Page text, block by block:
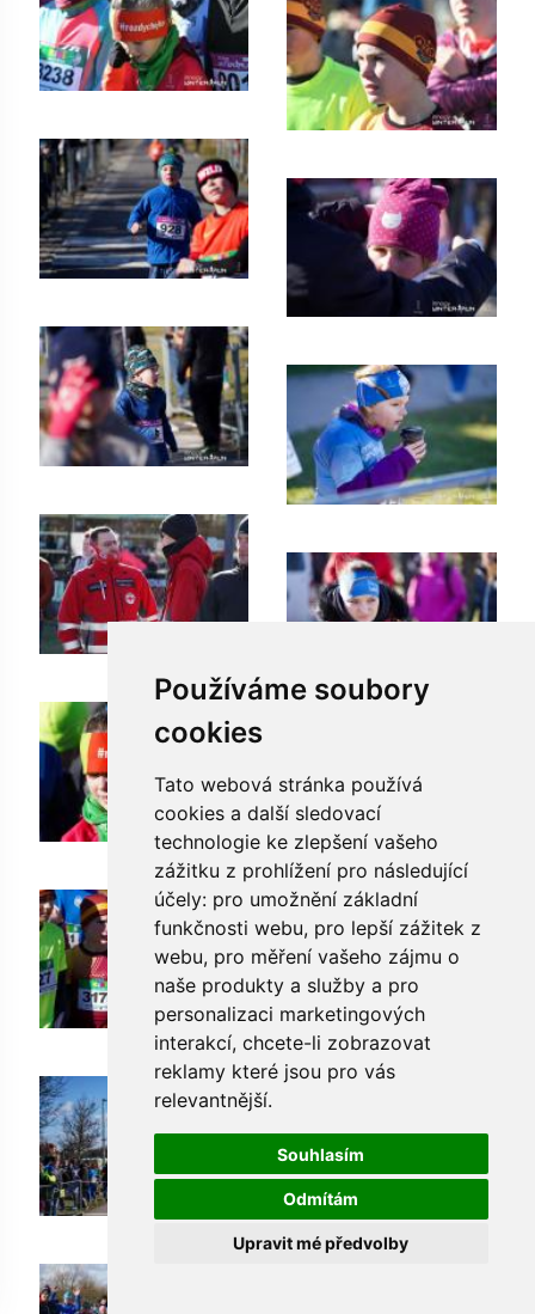
Používáme soubory
cookies
Tato webová stránka používá
cookies a další sledovací
technologie ke zlepšení vašeho
zážitku z prohlížení pro následující
účely: pro umožnění základní
funkčnosti webu, pro lepší zážitek z
webu, pro měření vašeho zájmu o
naše produkty a služby a pro
personalizaci marketingových
interakcí, chcete-li zobrazovat
reklamy které jsou pro vás
relevantnější.
Souhlasím
Odmítám
Upravit mé předvolby